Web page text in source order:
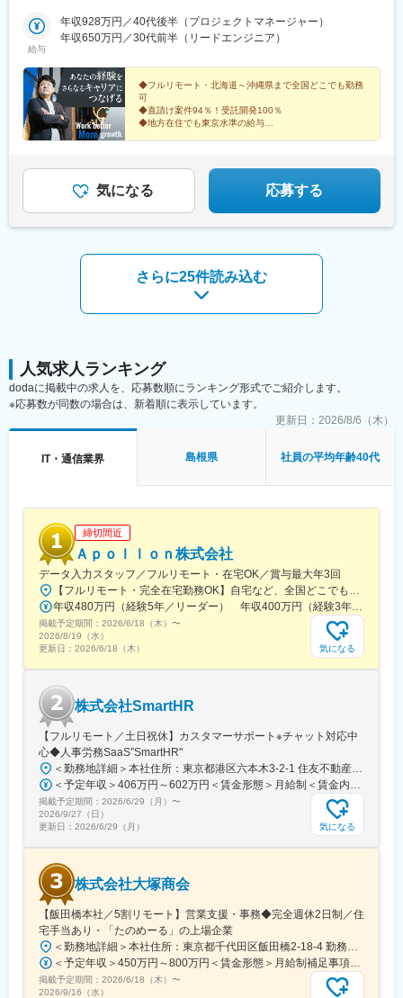
間と一緒に働けます。＜全国どこからでも業務が可能！＞フルリ
モート対応が可能なプロジェクトが多く、北海道から沖縄まで、
介護を両立している社員もいます。一人ひとりの働き方・家庭の
状況などに合わせて、柔軟に、かつ自由に活躍いただけるよう支
援します。＜本社＞東京都千代田区神田須田町2-19-23 Daiwa秋
葉原ビル7階― アクセス ―・JR線「秋葉原駅」電気街口／中央改
札口より徒歩5分・JR線「神田駅」北口より徒歩8分・都営新宿線
徒歩7分・都営新宿線「小川町駅」より徒歩8分＜受動喫煙対策あ
り：オフィス禁煙＞
給与
年収928万円／40代後半（プロジェクトマネージャー）
年収650万円／30代前半（リードエンジニア）
◆フルリモート・北海道～沖縄県まで全国どこでも勤務
可
◆直請け案件94％！受託開発100％
◆地方在住でも東京水準の給与
気になる 応募する
さらに25件読み込む
人気求人ランキング
dodaに掲載中の求人を、応募数順にランキング形式でご紹介します。
※応募数が同数の場合は、新着順に表示しています。
更新日： 2026/8/6（木）
IT・通信業界 島根県 社員の平均年齢40代
締切間近
Ａｐｏｌｌｏｎ株式会社
データ入力スタッフ／フルリモート・在宅OK／賞与最大年3回
【フルリモート・完全在宅勤務OK】自宅など、全国どこでもあなたが働きやすい場所で働けます★転居を伴う転勤なし★全国47都道府県どこからでも応募OK【本社】東京都新宿区山吹町130番地の15 茜ビル2-A＜アクセス＞有楽町線「江戸川橋駅」、東西線「東西線」より徒歩10分※受動喫煙対策：あり
年収480万円（経験5年／リーダー） 年収400万円（経験3年／メンバー）
掲載予定期間： 2026/6/18（木） 〜
2026/8/19（水）
更新日： 2026/6/18（木） 気になる
株式会社SmartHR
【フルリモート／土日祝休】カスタマーサポート※チャット対応中
心◆人事労務SaaS”SmartHR"
＜勤務地詳細＞本社住所：東京都港区六本木3-2-1 住友不動産六本木グランドタワー勤務地最寄駅：東京メトロ南北線／六本木一丁目駅受動喫煙対策：屋内全面禁煙変更の範囲：会社の定める事業所（リモートワーク含む）
＜予定年収＞406万円～602万円＜賃金形態＞月給制＜賃金内訳＞月額（基本給）：212,480円～315,200円その他固定手当/月：5,000円固定残業手当/月：77,520円～114,800円（固定残業時間45時間0分/月）超過した時間外労働の残業手当は追加支給＜月給＞295,000円～435,000円（一律手当を含む）＜昇給有無＞有＜残業手当＞有賃金はあくまでも目安の金額であり、選考を通じて上下する可能性があります。月給(月額)は固定手当を含めた表記です。
掲載予定期間： 2026/6/29（月） 〜
2026/9/27（日）
更新日： 2026/6/29（月） 気になる
株式会社大塚商会
【飯田橋本社／5割リモート】営業支援・事務◆完全週休2日制／住
宅手当あり・「たのめーる」の上場企業
＜勤務地詳細＞本社住所：東京都千代田区飯田橋2-18-4 勤務地最寄駅：中央本線／水道橋駅受動喫煙対策：屋内全面禁煙変更の範囲：会社の定める事業所（リモートワーク含む）
＜予定年収＞450万円～800万円＜賃金形態＞月給制補足事項なし＜賃金内訳＞月額（基本給）：249,000円～475,000円その他固定手当/月：25,000円～45,000円＜月給＞274,000円～520,000円＜昇給有無＞有＜残業手当＞有＜給与補足＞※経験、能力、年齢などを考慮の上、規定により決定賃金はあくまでも目安の金額であり、選考を通じて上下する可能性があります。月給(月額)は固定手当を含めた表記です。
掲載予定期間： 2026/6/18（木） 〜
2026/9/16（水）